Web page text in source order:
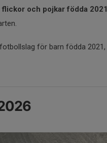
och pojkar födda 2021
för barn födda 2021,